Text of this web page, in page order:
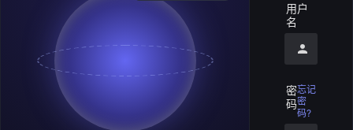
用户
名
密
码
忘记
密
码?